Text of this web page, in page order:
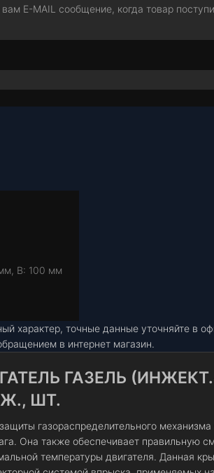
E-MAIL сообщение, когда товар
В: 100 мм
характер, точные данные уточняйте в
в интернет магазин.
ГАЗЕЛЬ
ШТ.
газораспределительного
Она также обеспечивает правильную
температуры двигателя. Данная